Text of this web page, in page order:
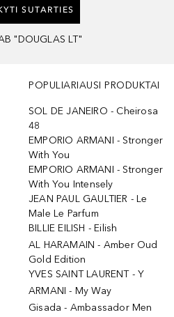
SUTARTIES
"DOUGLAS LT"
POPULIARIAUSI PRODUKTAI
SOL DE JANEIRO - Cheirosa
48
EMPORIO ARMANI - Stronger
With You
EMPORIO ARMANI - Stronger
With You Intensely
JEAN PAUL GAULTIER - Le
Male Le Parfum
BILLIE EILISH - Eilish
AL HARAMAIN - Amber Oud
Gold Edition
YVES SAINT LAURENT - Y
ARMANI - My Way
Gisada - Ambassador Men